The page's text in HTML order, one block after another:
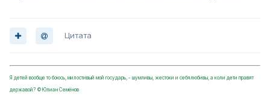
Цитата
Я детей вообще то боюсь, милостивый мой государь, - шумливы, жестоки и себялюбивы, а коли дети правят
державой? ©Юлиан Семёнов